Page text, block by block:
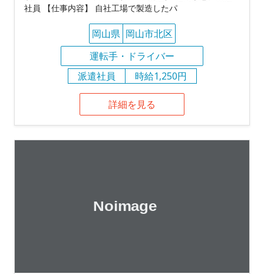
社員 【仕事内容】 自社工場で製造したパ
岡山県 岡山市北区
運転手・ドライバー
派遣社員
時給1,250円
詳細を見る